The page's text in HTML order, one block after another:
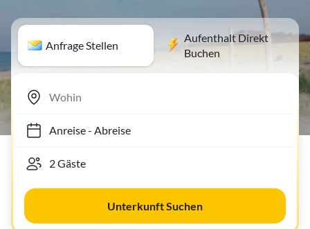
Anfrage Stellen
Aufenthalt Direkt
Buchen
Anreise- Abreise
Unterkunft Suchen